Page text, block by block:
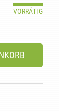
VORRÄTIG